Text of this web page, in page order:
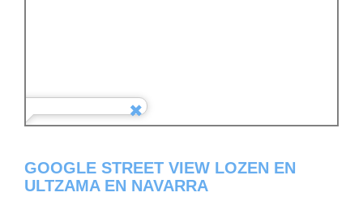
GOOGLE STREET VIEW LOZEN EN
ULTZAMA EN NAVARRA